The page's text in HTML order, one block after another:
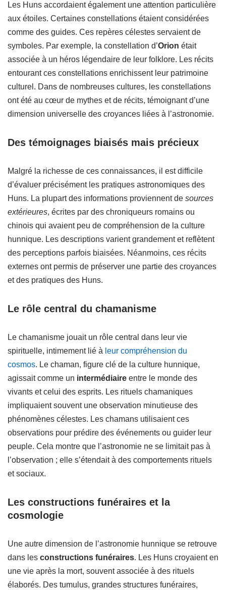
Les Huns accordaient également une attention particulière
aux étoiles. Certaines constellations étaient considérées
comme des guides. Ces repères célestes servaient de
symboles. Par exemple, la constellation d’Orion était
associée à un héros légendaire de leur folklore. Les récits
entourant ces constellations enrichissent leur patrimoine
culturel. Dans de nombreuses cultures, les constellations
ont été au cœur de mythes et de récits, témoignant d’une
dimension universelle des croyances liées à l’astronomie.
Des témoignages biaisés mais précieux
Malgré la richesse de ces connaissances, il est difficile
d’évaluer précisément les pratiques astronomiques des
Huns. La plupart des informations proviennent de sources
extérieures, écrites par des chroniqueurs romains ou
chinois qui avaient peu de compréhension de la culture
hunnique. Les descriptions varient grandement et reflètent
des perceptions parfois biaisées. Néanmoins, ces récits
externes ont permis de préserver une partie des croyances
et des pratiques des Huns.
Le rôle central du chamanisme
Le chamanisme jouait un rôle central dans leur vie
spirituelle, intimement lié à leur compréhension du
cosmos. Le chaman, figure clé de la culture hunnique,
agissait comme un intermédiaire entre le monde des
vivants et celui des esprits. Les rituels chamaniques
impliquaient souvent une observation minutieuse des
phénomènes célestes. Les chamans utilisaient ces
observations pour prédire des événements ou guider leur
peuple. Cela montre que l’astronomie ne se limitait pas à
l’observation ; elle s’étendait à des comportements rituels
et sociaux.
Les constructions funéraires et la
cosmologie
Une autre dimension de l’astronomie hunnique se retrouve
dans les constructions funéraires. Les Huns croyaient en
une vie après la mort, souvent associée à des rituels
élaborés. Des tumulus, grandes structures funéraires,